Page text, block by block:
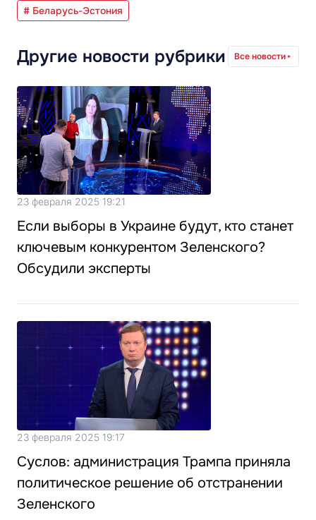
# Беларусь-Эстония
Другие новости рубрики Все новости
23 февраля 2025 19:21
Если выборы в Украине будут, кто станет
ключевым конкурентом Зеленского?
Обсудили эксперты
23 февраля 2025 19:17
Суслов: администрация Трампа приняла
политическое решение об отстранении
Зеленского